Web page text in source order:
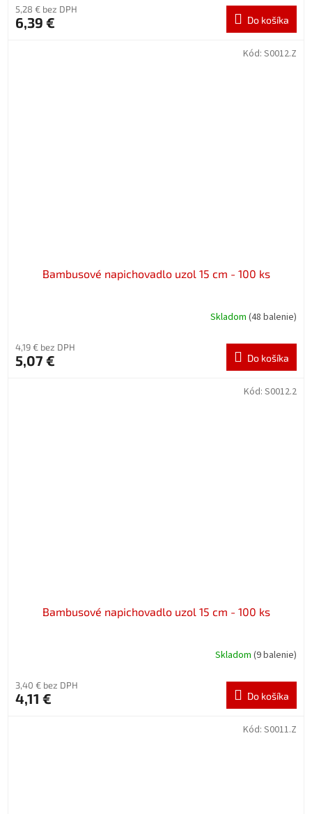
5,28 € bez DPH
6,39 € Do košíka
Bambusové napichovadlo uzol 15 cm - 100 ks
Skladom (48 balenie)
4,19 € bez DPH
5,07 € Do košíka
Kód: S0012.Z
Bambusové napichovadlo uzol 15 cm - 100 ks
Skladom (9 balenie)
3,40 € bez DPH
4,11 € Do košíka
Kód: S0012.2
Kód: S0011.Z